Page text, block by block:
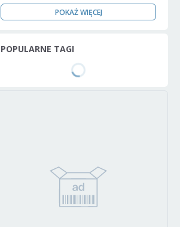
POKAŻ WIĘCEJ
POPULARNE TAGI